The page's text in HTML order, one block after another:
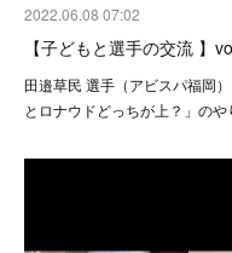
2022.06.08 07:02
【子どもと選手の交流 】
田邉草民 選手（アビスパ福岡
とロナウドどっちが上？」の